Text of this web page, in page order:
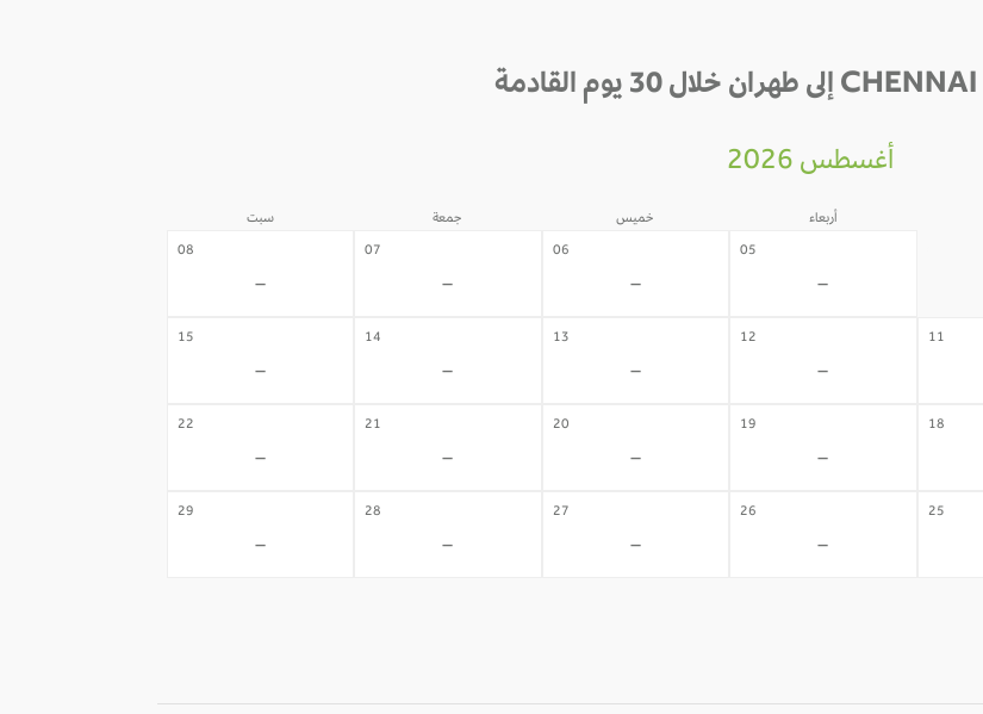
أغسطس 2026
أربعاء خميس جمعة سبت
05
-
06
-
07
-
08
-
11
12
-
13
-
14
-
15
-
18
19
-
20
-
21
-
22
-
25
26
-
27
-
28
-
29
-